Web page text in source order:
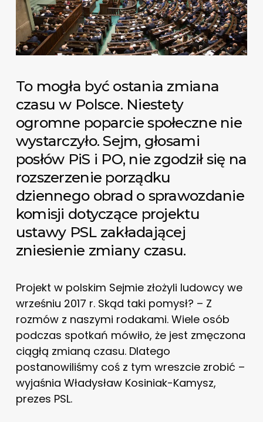
To mogła być ostania zmiana
czasu w Polsce. Niestety
ogromne poparcie społeczne nie
wystarczyło. Sejm, głosami
posłów PiS i PO, nie zgodził się na
rozszerzenie porządku
dziennego obrad o sprawozdanie
komisji dotyczące projektu
ustawy PSL zakładającej
zniesienie zmiany czasu.
Projekt w polskim Sejmie złożyli ludowcy we
wrześniu 2017 r. Skąd taki pomysł? – Z
rozmów z naszymi rodakami. Wiele osób
podczas spotkań mówiło, że jest zmęczona
ciągłą zmianą czasu. Dlatego
postanowiliśmy coś z tym wreszcie zrobić –
wyjaśnia Władysław Kosiniak-Kamysz,
prezes PSL.